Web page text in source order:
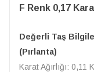
F Renk 0,17
Değerli Taş
(Pırlanta)
Karat Ağırlığı: 0,11